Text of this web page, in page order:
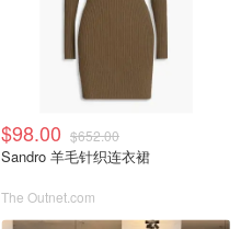
$98.00 $652.00
Sandro 羊毛针织连衣裙
The Outnet.com